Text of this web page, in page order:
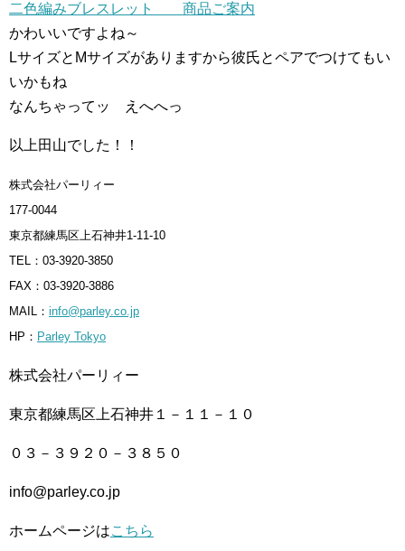
二色編みブレスレット 商品ご案内
かわいいですよね～
LサイズとMサイズがありますから彼氏とペアでつけてもい
いかもね
なんちゃってッ えへへっ
以上田山でした！！
株式会社パーリィー
177-0044
東京都練馬区上石神井1-11-10
TEL：03-3920-3850
FAX：03-3920-3886
MAIL： info@parley.co.jp
HP： Parley Tokyo
株式会社パーリィー
東京都練馬区上石神井１－１１－１０
０３－３９２０－３８５０
info@parley.co.jp
ホームページはこちら